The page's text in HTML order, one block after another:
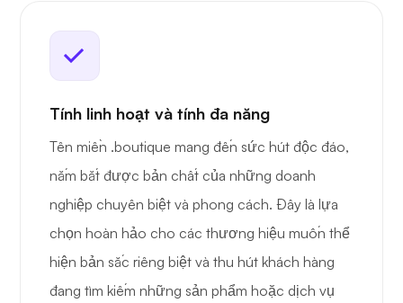
Tính linh hoạt và tính đa năng
Tên miền .boutique mang đến sức hút độc đáo,
nắm bắt được bản chất của những doanh
nghiệp chuyên biệt và phong cách. Đây là lựa
chọn hoàn hảo cho các thương hiệu muốn thể
hiện bản sắc riêng biệt và thu hút khách hàng
đang tìm kiếm những sản phẩm hoặc dịch vụ